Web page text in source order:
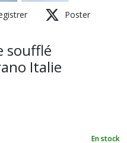
Poster
soufflé
Italie
En stock